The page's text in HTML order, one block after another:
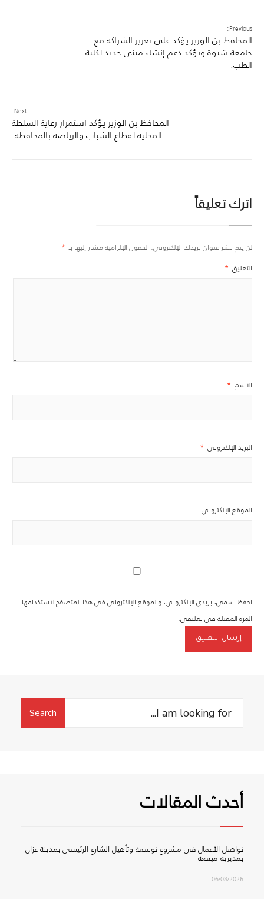
Previous:
المحافظ بن الوزير يؤكد على تعزيز الشراكة مع
جامعة شبوة ويؤكد دعم إنشاء مبنى جديد لكلية
الطب.
Next:
المحافظ بن الوزير يؤكد استمرار رعاية السلطة
المحلية لقطاع الشباب والرياضة بالمحافظة.
اترك تعليقاً
لن يتم نشر عنوان بريدك الإلكتروني. الحقول الإلزامية مشار إليها بـ *
التعليق *
الاسم *
البريد الإلكتروني *
الموقع الإلكتروني
احفظ اسمي، بريدي الإلكتروني، والموقع الإلكتروني في هذا المتصفح لاستخدامها
المرة المقبلة في تعليقي.
Search
Search
أحدث المقالات
تواصل الأعمال في مشروع توسعة وتأهيل الشارع الرئيسي بمدينة عزان
بمديرية ميفعة
06/08/2026